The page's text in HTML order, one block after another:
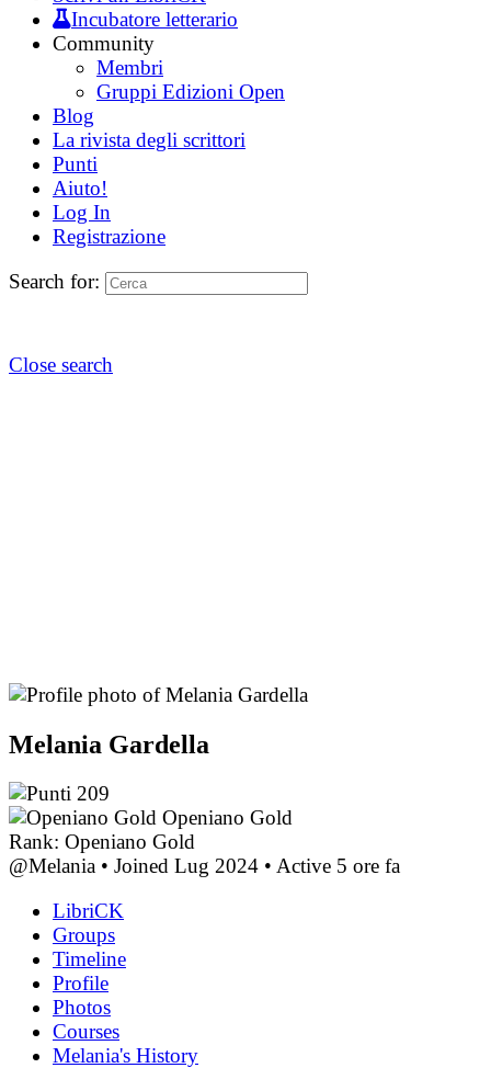
Incubatore letterario
Community
Membri
Gruppi Edizioni Open
Blog
La rivista degli scrittori
Punti
Aiuto!
Log In
Registrazione
Search for:
Close search
Melania Gardella
209
Openiano Gold
Rank: Openiano Gold
@Melania • Joined Lug 2024 • Active 5 ore fa
LibriCK
Groups
Timeline
Profile
Photos
Courses
Melania's History